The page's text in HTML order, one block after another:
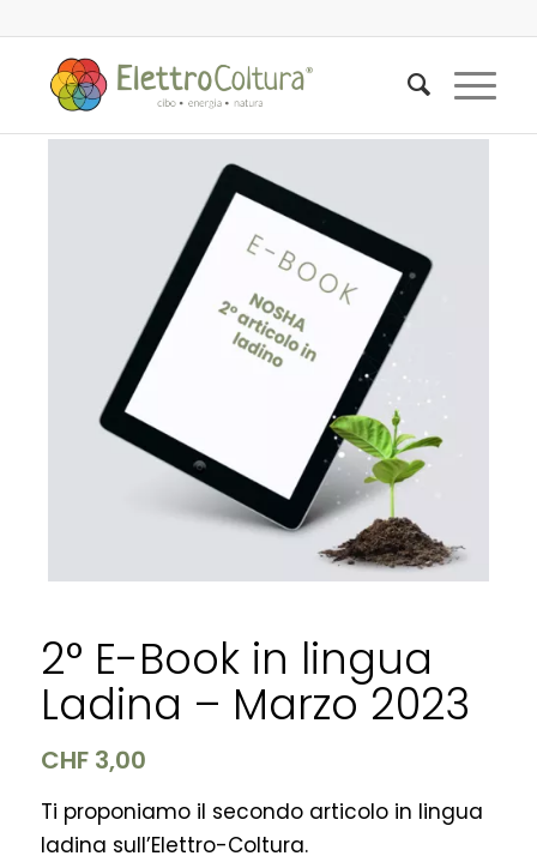
2° E-Book in lingua
Ladina – Marzo 2023
CHF3,00
Ti proponiamo il secondo articolo in lingua
ladina sull’Elettro-Coltura.